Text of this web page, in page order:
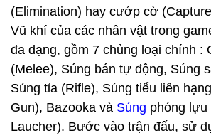
(Elimination) hay cướp cờ
Vũ khí của các nhân vật trong
đa dạng, gồm 7 chủng loại chính :
(Melee), Súng bán tự động, Súng
Súng tỉa (Rifle), Súng tiểu liên
Gun), Bazooka và Súng phóng lựu
Laucher). Bước vào trận đấu, sử